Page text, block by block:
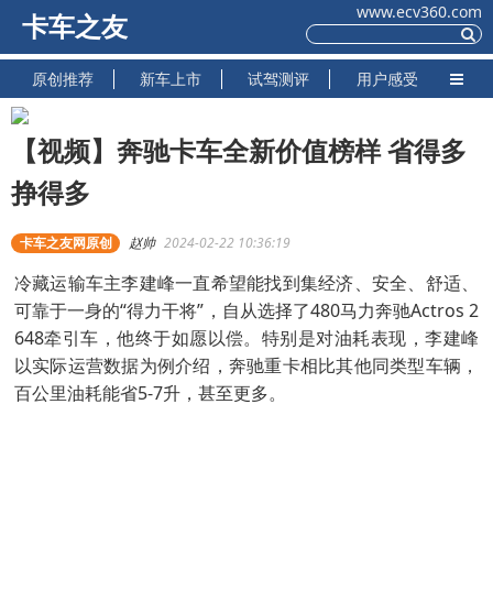
卡车之友
www.ecv360.com
原创推荐 新车上市 试驾测评 用户感受
【视频】奔驰卡车全新价值榜样 省得多
挣得多
卡车之友网原创 赵帅 2024-02-22 10:36:19
冷藏运输车主李建峰一直希望能找到集经济、安全、舒适、
可靠于一身的“得力干将”，自从选择了480马力奔驰Actros 2
648牵引车，他终于如愿以偿。特别是对油耗表现，李建峰
以实际运营数据为例介绍，奔驰重卡相比其他同类型车辆，
百公里油耗能省5-7升，甚至更多。